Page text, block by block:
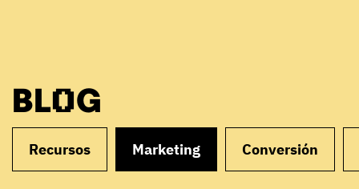
BLOG
Recursos Marketing Conversión